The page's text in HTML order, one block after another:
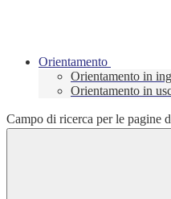
Orientamento
Orientamento in
Orientamento in
Campo di ricerca per le pagine